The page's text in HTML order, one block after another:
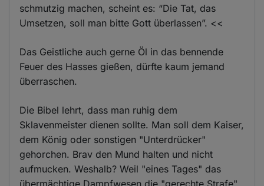
schmutzig machen, scheint es: “Die Tat, das
Umsetzen, soll man bitte Gott überlassen”. <<
Das Geistliche auch gerne Öl in das bennende
Feuer des Hasses gießen, dürfte kaum jemand
überraschen.
Die Bibel lehrt, dass man ruhig dem
Sklavenmeister dienen sollte. Man soll dem Kaiser,
dem König oder sonstigen "Unterdrücker"
gehorchen. Brav den Mund halten und nicht
aufmucken. Weshalb? Weil "eines Tages" das
übermächtige Dampfwesen die "gerechte Strafe"